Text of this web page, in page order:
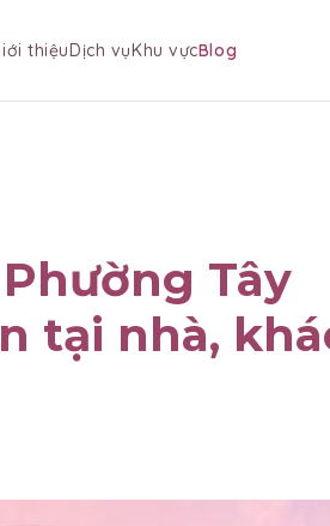
thiệuDịch vụKhu vựcBlog
Tây
tại nhà,